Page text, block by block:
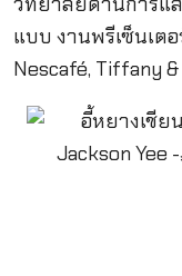
แบบ งานพรีเซ็นเต
Nescafé, Tiffany